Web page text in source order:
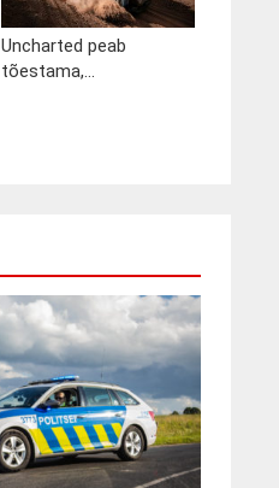
Uncharted peab
tõestama,...